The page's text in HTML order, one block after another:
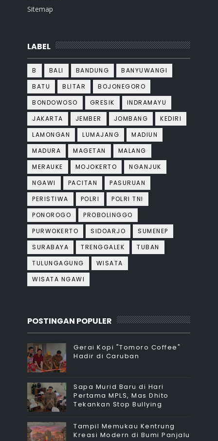
Sitemap
LABEL
B BALI BANDUNG
BANYUWANGI
BATU
BLITAR
BOJONEGORO
BONDOWOSO
GRESIK
INDRAMAYU
JAKARTA
JEMBER JOMBANG
KEDIRI
LAMONGAN
LUMAJANG
MADIUN
MADURA
MAGETAN
MALANG
MERAUKE
MOJOKERTO
NGANJUK
NGAWI
PACITAN
PASURUAN
PERISTIWA
POLRI
POLRI TNI
PONOROGO
PROBOLINGGO
PURWOKERTO
SIDOARJO
SUMENEP
SURABAYA
TRENGGALEK
TUBAN
TULUNGAGUNG
WISATA
WISATA NGAWI
POSTINGAN POPULER
Gerai Kopi "Tomoro Coffee"
Hadir di Caruban
Sapa Murid Baru di Hari
Pertama MPLS, Mas Dhito
Tekankan Stop Bullying
Tampil Memukau Kentrung
Kreasi Modern di Bumi Panjalu